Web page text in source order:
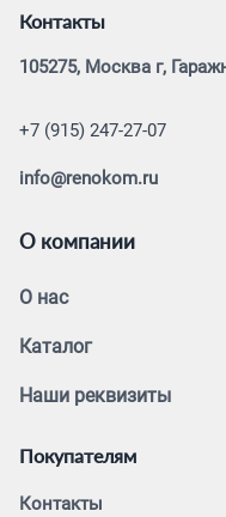
Контакты
105275, Москва г,
+7 (915) 247-27-07
info@renokom.ru
О компании
О нас
Каталог
Наши реквизиты
Покупателям
Контакты